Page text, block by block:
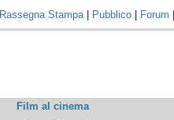
Rassegna Stampa| Pubblico Forum
Film al cinema